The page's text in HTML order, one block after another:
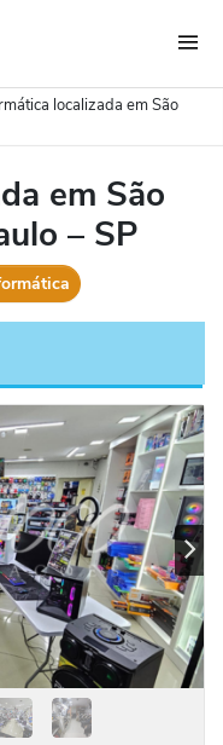
localizada em São
em São
– SP